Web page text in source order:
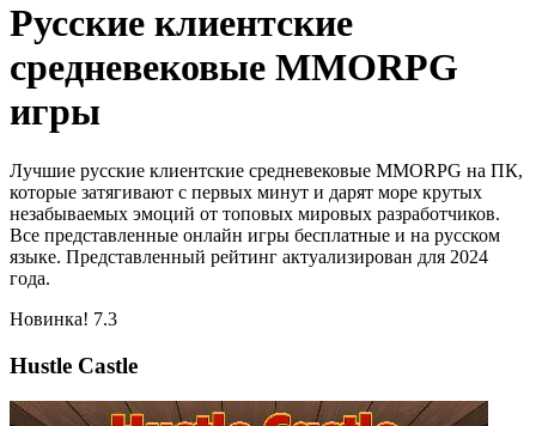
Русские клиентские
средневековые MMORPG
игры
Лучшие русские клиентские средневековые MMORPG на ПК,
которые затягивают с первых минут и дарят море крутых
незабываемых эмоций от топовых мировых разработчиков.
Все представленные онлайн игры бесплатные и на русском
языке. Представленный рейтинг актуализирован для 2024
года.
Новинка! 7.3
Hustle Castle